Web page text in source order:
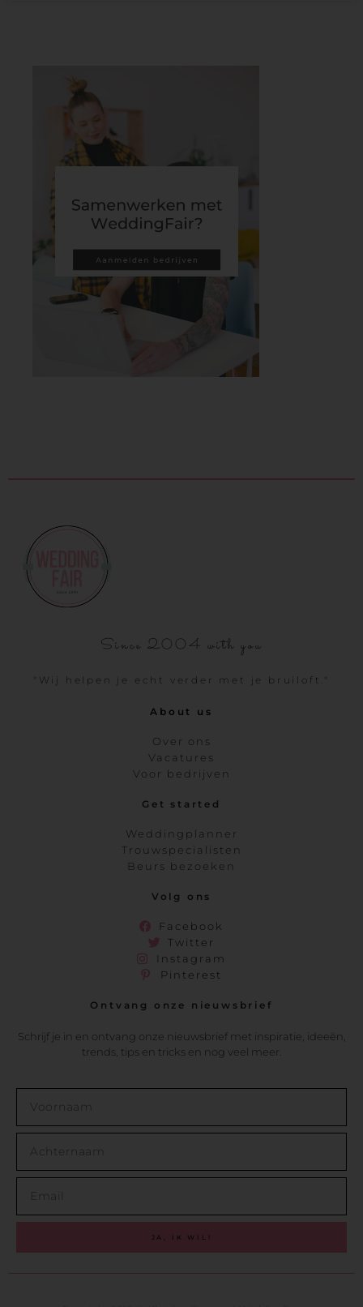
Since 2004 with you
"Wij helpen je echt verder met je bruiloft."
About us
Over ons
Vacatures
Voor bedrijven
Get started
Weddingplanner
Trouwspecialisten
Beurs bezoeken
Volg ons
Facebook
Twitter
Instagram
Pinterest
Ontvang onze nieuwsbrief
Schrijf je in en ontvang onze nieuwsbrief met inspiratie, ideeën,
trends, tips en tricks en nog veel meer.
JA, IK WIL!